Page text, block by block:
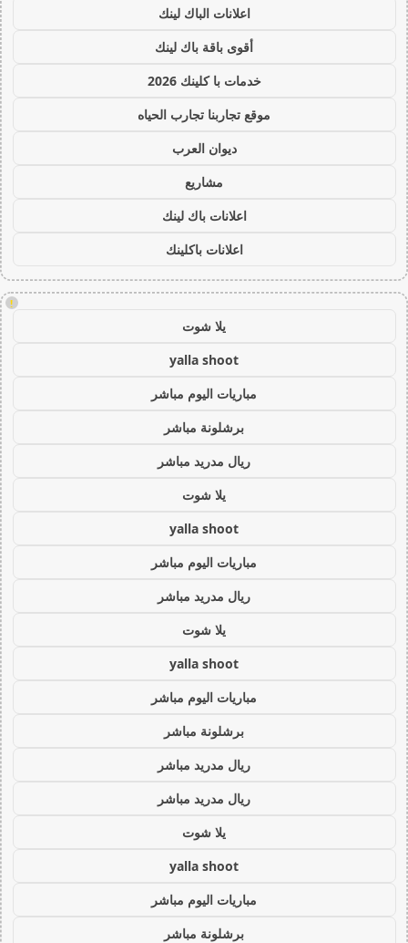
اعلانات الباك لينك
أقوى باقة باك لينك
خدمات با كلينك 2026
موقع تجاربنا تجارب الحياه
ديوان العرب
مشاريع
اعلانات باك لينك
اعلانات باكلينك
!
يلا شوت
yalla shoot
مباريات اليوم مباشر
برشلونة مباشر
ريال مدريد مباشر
يلا شوت
yalla shoot
مباريات اليوم مباشر
ريال مدريد مباشر
يلا شوت
yalla shoot
مباريات اليوم مباشر
برشلونة مباشر
ريال مدريد مباشر
ريال مدريد مباشر
يلا شوت
yalla shoot
مباريات اليوم مباشر
برشلونة مباشر